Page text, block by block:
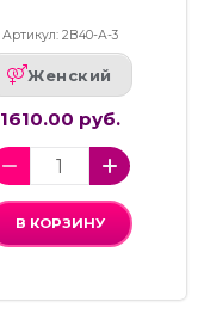
Артикул: 2В40-А-3
Женский
1610.00 руб.
В КОРЗИНУ